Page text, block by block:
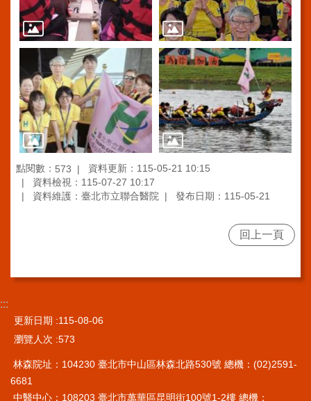
服
務
情
系
統
院
訊
月
彙
工
信
宣
點閱數： 573
資料更新：115-05-21 10:15
資料檢視：115-07-27 10:17
資料維護：臺北市立聯合醫院
發布日期：115-05-21
回上一頁
:::
更新日期
115-08-06
瀏覽人次 573
林森院址：104230 臺北市中山區林森北路530號 總機：(02)2591-
6681
中醫中心：108203 臺北市萬華區昆明街100號1-2樓 總機：